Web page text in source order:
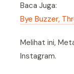
Baca Juga:
Bye Buzzer,
Melihat ini,
Instagram.